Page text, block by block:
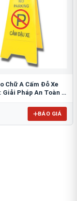
Chữ A Cấm Đỗ Xe
Giải Pháp An Toàn &
BÁO GIÁ